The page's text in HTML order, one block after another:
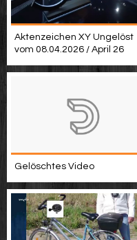
Aktenzeichen XY Ungelöst
vom 08.04.2026 / April 26
Gelöschtes Video